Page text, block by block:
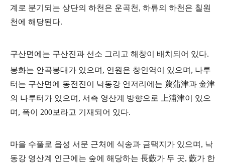
계로 분기되는 상단의 하천은 운곡천, 하류의 하천은 칠원
천에 해당된다.
구산면에는 구산진과 선소 그리고 해창이 배치되어 있다.
봉화는 안곡봉대가 있으며, 연원은 창인역이 있으며, 나루
터는 구산면에 동전진이 낙동강 언저리에는 蔑蒲津과 金津
의 나루터가 있으며, 서측 영산계 방향으로 上浦津이 있으
며, 폭이 200보라고 기재되어 있다.
마을 수풀로 읍성 서문 근처에 식송과 금택지가 있으며, 낙
동강 영산계 인근에는 숲에 해당하는 長藪가 두 곳, 藪가 한